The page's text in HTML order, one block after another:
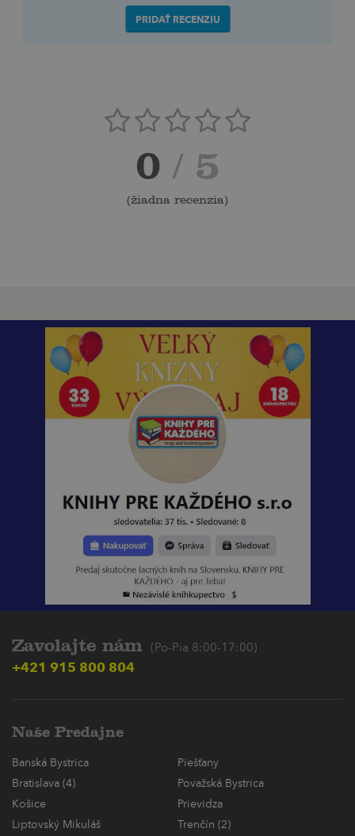
PRIDAŤ RECENZIU
0 / 5
(žiadna recenzia)
Zavolajte nám (Po-Pia 8:00-17:00)
+421 915 800 804
Naše Predajne
Banská Bystrica
Piešťany
Bratislava (4)
Považská Bystrica
Košice
Prievidza
Liptovský Mikuláš
Trenčín (2)